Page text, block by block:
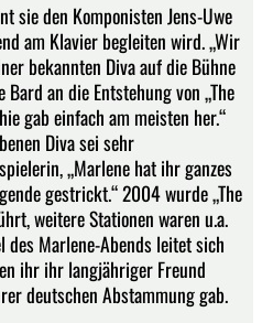
sie den Komponisten Jens-Uwe
am Klavier begleiten wird. „Wir
bekannten Diva auf die Bühne
an die Entstehung von „The
gab einfach am meisten her.“
Diva sei sehr
„Marlene hat ihr ganzes
gestrickt.“ 2004 wurde „The
weitere Stationen waren u.a.
des Marlene-Abends leitet sich
ihr ihr langjähriger Freund
deutschen Abstammung gab.